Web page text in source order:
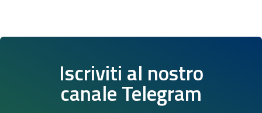
Iscriviti al nostro
canale Telegram